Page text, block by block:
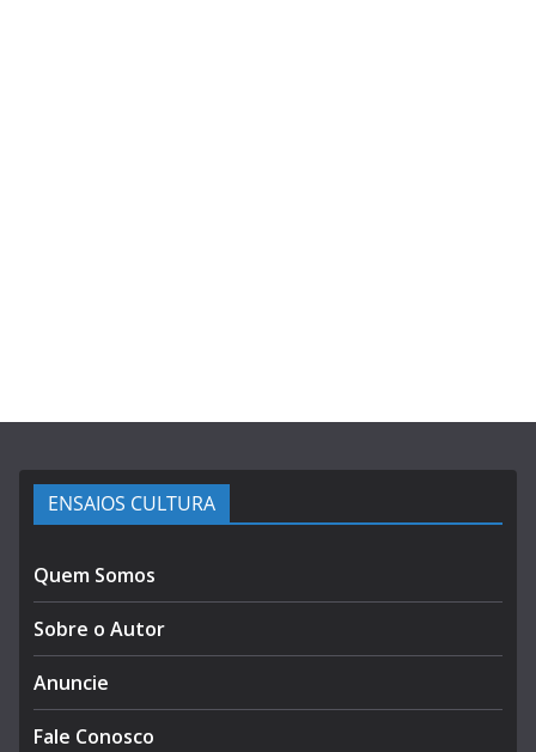
ENSAIOS CULTURA
Quem Somos
Sobre o Autor
Anuncie
Fale Conosco